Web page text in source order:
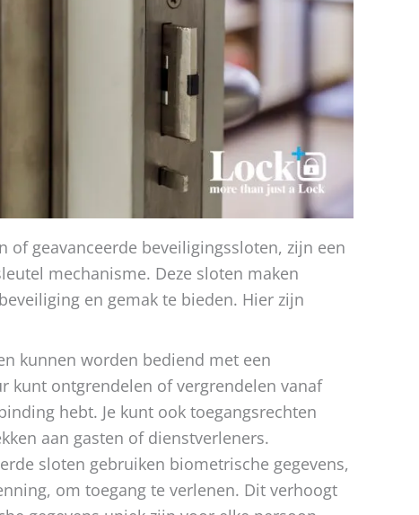
of geavanceerde beveiligingssloten, zijn een
mechanisme. Deze sloten maken
en gemak te bieden. Hier zijn
kunnen worden bediend met een
kunt ontgrendelen of vergrendelen vanaf
hebt. Je kunt ook toegangsrechten
aan gasten of dienstverleners.
sloten gebruiken biometrische gegevens,
om toegang te verlenen. Dit verhoogt